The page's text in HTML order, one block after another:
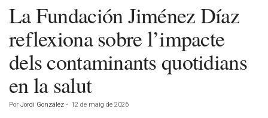
La Fundación Jiménez Díaz
reflexiona sobre l’impacte
dels contaminants quotidians
en la salut
Por Jordi González - 12 de maig de 2026